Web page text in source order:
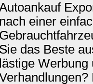
nach einer
Sie das Beste
lästige